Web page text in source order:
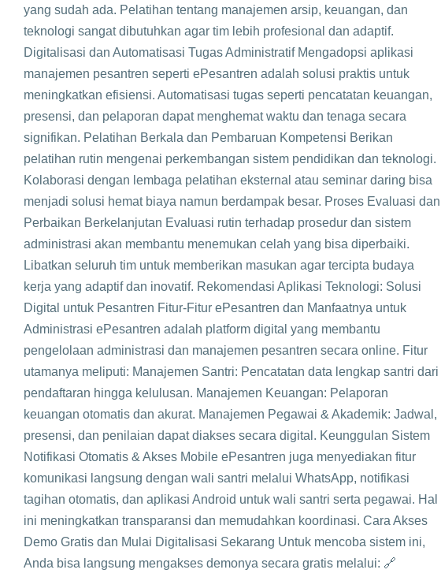
yang sudah ada. Pelatihan tentang manajemen arsip, keuangan, dan
teknologi sangat dibutuhkan agar tim lebih profesional dan adaptif.
Digitalisasi dan Automatisasi Tugas Administratif Mengadopsi aplikasi
manajemen pesantren seperti ePesantren adalah solusi praktis untuk
meningkatkan efisiensi. Automatisasi tugas seperti pencatatan keuangan,
presensi, dan pelaporan dapat menghemat waktu dan tenaga secara
signifikan. Pelatihan Berkala dan Pembaruan Kompetensi Berikan
pelatihan rutin mengenai perkembangan sistem pendidikan dan teknologi.
Kolaborasi dengan lembaga pelatihan eksternal atau seminar daring bisa
menjadi solusi hemat biaya namun berdampak besar. Proses Evaluasi dan
Perbaikan Berkelanjutan Evaluasi rutin terhadap prosedur dan sistem
administrasi akan membantu menemukan celah yang bisa diperbaiki.
Libatkan seluruh tim untuk memberikan masukan agar tercipta budaya
kerja yang adaptif dan inovatif. Rekomendasi Aplikasi Teknologi: Solusi
Digital untuk Pesantren Fitur-Fitur ePesantren dan Manfaatnya untuk
Administrasi ePesantren adalah platform digital yang membantu
pengelolaan administrasi dan manajemen pesantren secara online. Fitur
utamanya meliputi: Manajemen Santri: Pencatatan data lengkap santri dari
pendaftaran hingga kelulusan. Manajemen Keuangan: Pelaporan
keuangan otomatis dan akurat. Manajemen Pegawai & Akademik: Jadwal,
presensi, dan penilaian dapat diakses secara digital. Keunggulan Sistem
Notifikasi Otomatis & Akses Mobile ePesantren juga menyediakan fitur
komunikasi langsung dengan wali santri melalui WhatsApp, notifikasi
tagihan otomatis, dan aplikasi Android untuk wali santri serta pegawai. Hal
ini meningkatkan transparansi dan memudahkan koordinasi. Cara Akses
Demo Gratis dan Mulai Digitalisasi Sekarang Untuk mencoba sistem ini,
Anda bisa langsung mengakses demonya secara gratis melalui: 🔗